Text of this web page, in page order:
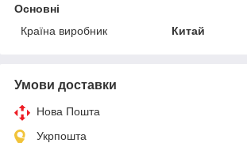
Основні
Країна виробник
Китай
Умови доставки
Нова Пошта
Укрпошта